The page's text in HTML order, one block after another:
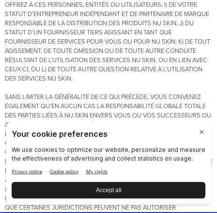
OFFREZ À CES PERSONNES, ENTITÉS OU UTILISATEURS; I) DE VOTRE
STATUT D’ENTREPRENEUR INDÉPENDANT ET DE PARTENAIRE DE MARQUE
RESPONSABLE DE LA DISTRIBUTION DES PRODUITS NU SKIN; J) DU
STATUT D’UN FOURNISSEUR TIERS AGISSANT EN TANT QUE
FOURNISSEUR DE SERVICES POUR VOUS OU POUR NU SKIN; K) DE TOUT
AGISSEMENT, DE TOUTE OMISSION OU DE TOUTE AUTRE CONDUITE
RÉSULTANT DE L’UTILISATION DES SERVICES NU SKIN, OU EN LIEN AVEC
CEUX-CI; OU L) DE TOUTE AUTRE QUESTION RELATIVE À L’UTILISATION
DES SERVICES NU SKIN.
SANS LIMITER LA GÉNÉRALITÉ DE CE QUI PRÉCÈDE, VOUS CONVENEZ
ÉGALEMENT QU’EN AUCUN CAS LA RESPONSABILITÉ GLOBALE TOTALE
DES PARTIES LIÉES À NU SKIN ENVERS VOUS OU VOS SUCCESSEURS OU
AYANTS DROIT POUR TOUTE RÉCLAMATION, QUELLE QU’ELLE SOIT,
DÉCOULANT DE TOUTE DISPOSITION DE L’ACCORD, DES PRÉSENTES
CONDITIONS OU DE VOTRE UTILISATION DES SERVICES NU SKIN, Y
COMPRIS, MAIS SANS S’Y LIMITER, TOUTE RÉCLAMATION OU CAUSE
D’ACTION DÉCOULANT D’UN CONTRAT, D’UN DÉLIT OU D’UN PRINCIPE DE
L’ÉQUITÉ, NE DÉPASSERA LE MONTANT TOTAL DES FRAIS QUE VOUS
AVEZ PAYÉS POUR L’UTILISATION DES SERVICES NU SKIN, OU 50 $ US
(OU TOUT MONTANT ÉQUIVALENT CONVERTI DANS VOTRE DEVISE
LOCALE), LE MONTANT LE PLUS ÉLEVÉ ÉTANT RETENU. ÉTANT DONNÉ
QUE CERTAINES JURIDICTIONS PEUVENT NE PAS AUTORISER